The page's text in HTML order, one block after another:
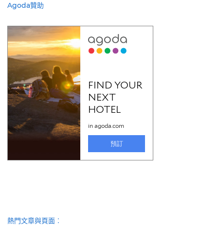
Agoda贊助
熱門文章與頁面︰